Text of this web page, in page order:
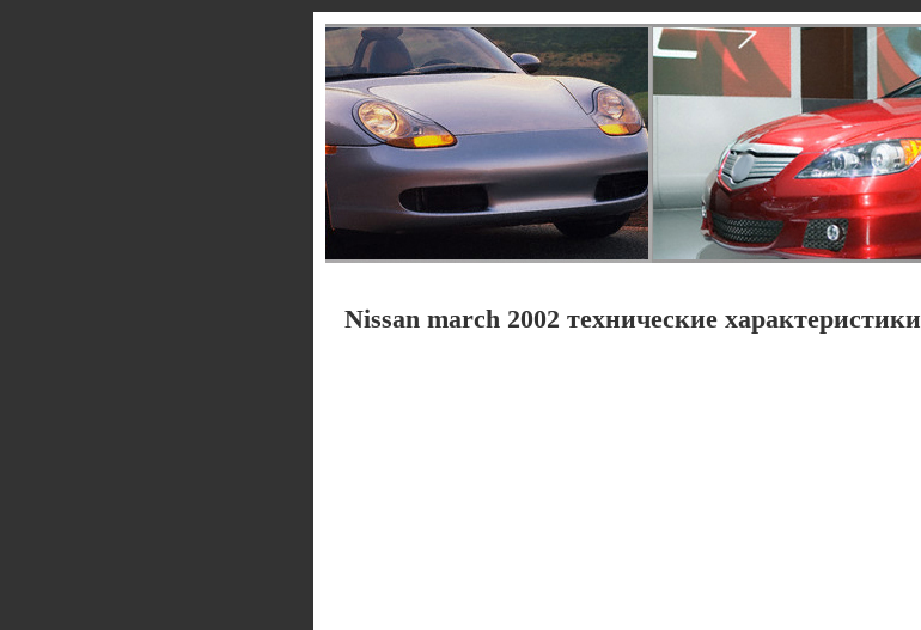
Nissan march 2002 технические характеристики